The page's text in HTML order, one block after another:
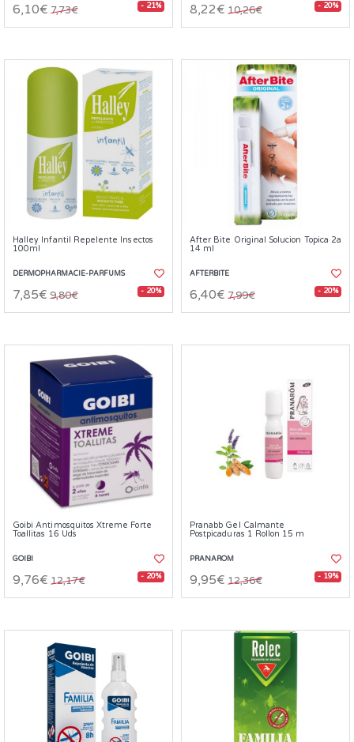
6,10€ 7,73€ - 21% 8,22€ 10,26€ - 20%
Halley Infantil Repelente Insectos
100ml
DERMOPHARMACIE-PARFUMS
7,85€ 9,80€ - 20%
After Bite Original Solucion Topica 2a
14 ml
AFTERBITE
6,40€ 7,99€ - 20%
Goibi Antimosquitos Xtreme Forte
Toallitas 16 Uds
GOIBI
9,76€ 12,17€ - 20%
Pranabb Gel Calmante
Postpicaduras 1 Rollon 15 m
PRANAROM
9,95€ 12,36€ - 19%